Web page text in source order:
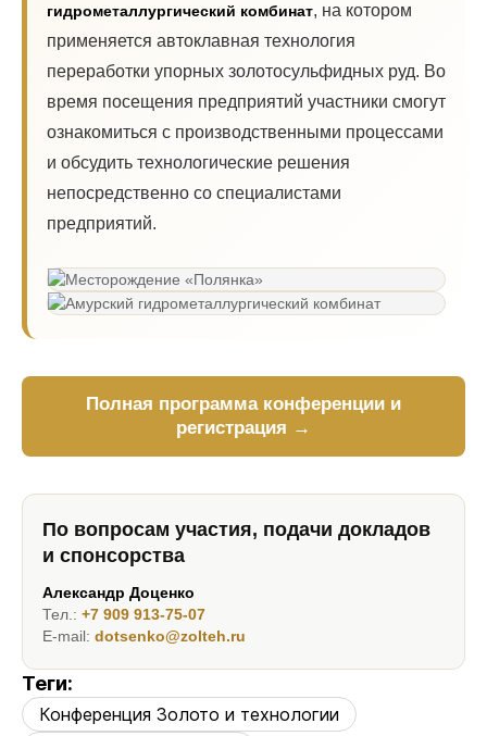
гидрометаллургический комбинат, на котором
применяется автоклавная технология
переработки упорных золотосульфидных руд. Во
время посещения предприятий участники смогут
ознакомиться с производственными процессами
и обсудить технологические решения
непосредственно со специалистами
предприятий.
Полная программа конференции и
регистрация →
По вопросам участия, подачи докладов
и спонсорства
Александр Доценко
Тел.: +7 909 913-75-07
E-mail: dotsenko@zolteh.ru
Теги:
Конференция Золото и технологии